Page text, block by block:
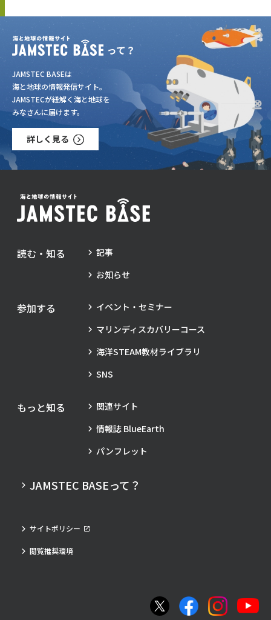
JAMSTEC BASEは
海と地球の情報発信サイト。
JAMSTECが紐解く海と地球を
みなさんに届けます。
詳しく見る
読む・知る
記事
お知らせ
参加する
イベント・セミナー
マリンディスカバリーコース
海洋STEAM教材ライブラリ
SNS
もっと知る
関連サイト
情報誌 BlueEarth
パンフレット
JAMSTEC BASEって？
サイトポリシー
閲覧推奨環境